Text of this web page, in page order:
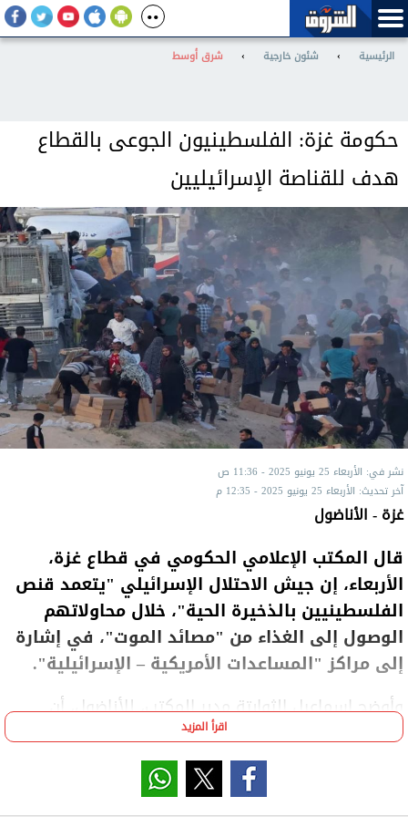
الرئيسية › شئون خارجية › شرق أوسط
حكومة غزة: الفلسطينيون الجوعى بالقطاع
هدف للقناصة الإسرائيليين
نشر في: الأربعاء 25 يونيو 2025 - 11:36 ص
آخر تحديث: الأربعاء 25 يونيو 2025 - 12:35 م
غزة - الأناضول
قال المكتب الإعلامي الحكومي في قطاع غزة،
الأربعاء، إن جيش الاحتلال الإسرائيلي "يتعمد قنص
الفلسطينيين بالذخيرة الحية"، خلال محاولاتهم
الوصول إلى الغذاء من "مصائد الموت"، في إشارة
إلى مراكز "المساعدات الأمريكية – الإسرائيلية".
وأوضح إسماعيل الثوابتة مدير المكتب، للأناضول، أن
"طبيعة الإصابات التي وصلت إلى المستشفيات خلال
الأيام الأخيرة، نتيجة استهداف المجوّعين في مصائد
الموت، تنوعت بين إصابات حرجة في الرأس والصدر
اقرأ المزيد